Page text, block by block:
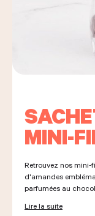
LES COURS
ACTUALITÉS
NOUS
MINI-
Retrouvez nos mini-
d'amandes
parfumées au
Lire la suite